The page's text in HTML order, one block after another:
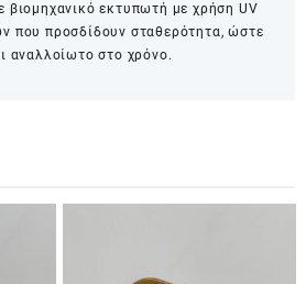
εκτυπωτή με χρήση UV
που προσδίδουν σταθερότητα, ώστε
αναλλοίωτο στο χρόνο.